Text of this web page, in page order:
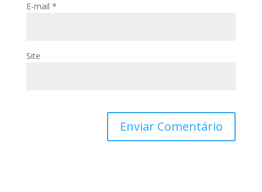
E-mail *
Site